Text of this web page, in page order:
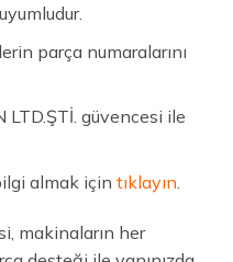
parça numaralarını
güvencesi ile
almak için tıklayın
makinaların her